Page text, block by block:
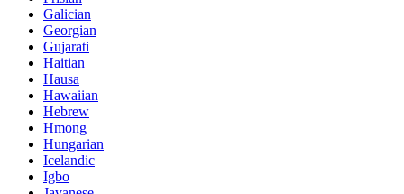
Galician
Georgian
Gujarati
Haitian
Hausa
Hawaiian
Hebrew
Hmong
Hungarian
Icelandic
Igbo